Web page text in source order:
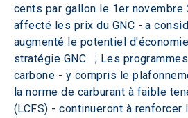
cents par gallon le 1er novembre
affecté les prix du GNC - a
augmenté le potentiel
stratégie GNC.  ; Les
carbone - y compris le
la norme de carburant à faible
(LCFS) - continueront à renforcer